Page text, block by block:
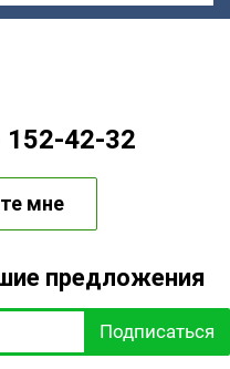
152-42-32
мне
предложения
Подписаться